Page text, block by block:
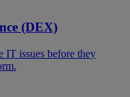
(DEX)
IT issues before they